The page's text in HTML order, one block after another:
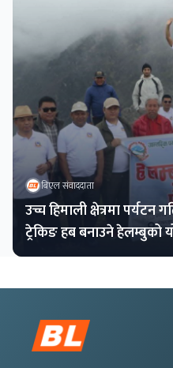
बिएल संवाददाता
उच्च हिमाली क्षेत्रमा पर्यटन
ट्रेकिङ हब बनाउने हेलम्बुको